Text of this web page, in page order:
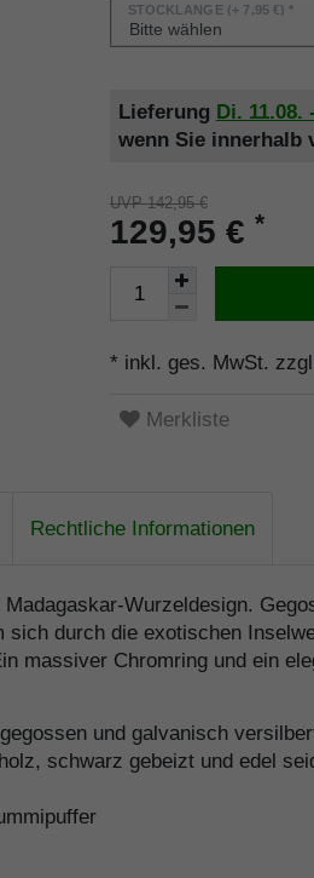
STOCKLÄNGE (+ 7,95 €) *
Lieferung Di. 11.08.
wenn Sie innerhalb
UVP 142,95 €
129,95 € *
* inkl. ges. MwSt.
Merkliste
Rechtliche Informationen
Wurzeldesign.
durch die exotischen
massiver Chromring und ein
und galvanisch
schwarz gebeizt und edel